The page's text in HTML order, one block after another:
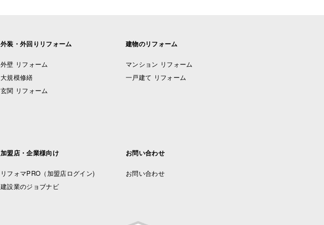
外装・外回りリフォーム
外壁 リフォーム
大規模修繕
玄関 リフォーム
建物のリフォーム
マンション リフォーム
一戸建て リフォーム
加盟店・企業様向け
リフォマPRO （加盟店ログイン)
建設業のジョブナビ
お問い合わせ
お問い合わせ